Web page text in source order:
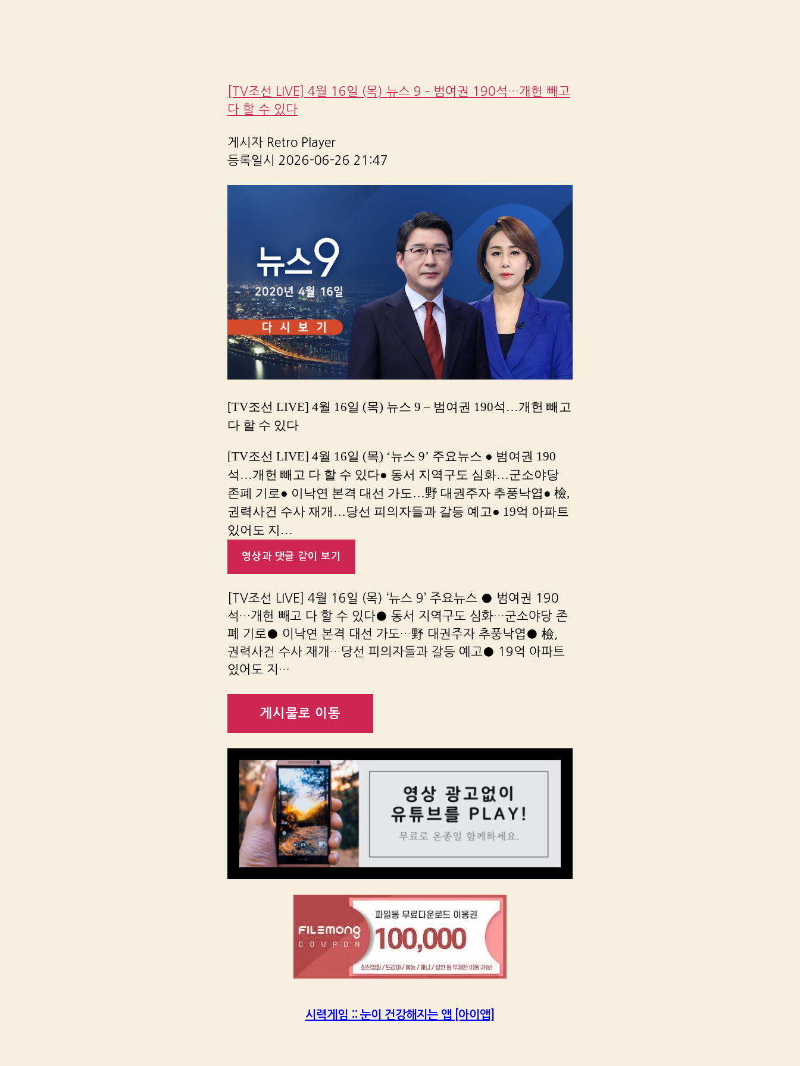
[TV조선 LIVE] 4월 16일 (목) 뉴스 9 – 범여권 190석…개헌 빼고
다 할 수 있다
게시자 Retro Player
등록일시 2026-06-26 21:47
[TV조선 LIVE] 4월 16일 (목) 뉴스 9 – 범여권 190석…개헌 빼고
다 할 수 있다
[TV조선 LIVE] 4월 16일 (목) ‘뉴스 9’ 주요뉴스 ● 범여권 190
석…개헌 빼고 다 할 수 있다● 동서 지역구도 심화…군소야당
존폐 기로● 이낙연 본격 대선 가도…野 대권주자 추풍낙엽● 檢,
권력사건 수사 재개…당선 피의자들과 갈등 예고● 19억 아파트
있어도 지…
영상과 댓글 같이 보기
[TV조선 LIVE] 4월 16일 (목) ‘뉴스 9’ 주요뉴스 ● 범여권 190
석…개헌 빼고 다 할 수 있다● 동서 지역구도 심화…군소야당 존
폐 기로● 이낙연 본격 대선 가도…野 대권주자 추풍낙엽● 檢,
권력사건 수사 재개…당선 피의자들과 갈등 예고● 19억 아파트
있어도 지…
게시물로 이동
시력게임 :: 눈이 건강해지는 앱 [아이앱]